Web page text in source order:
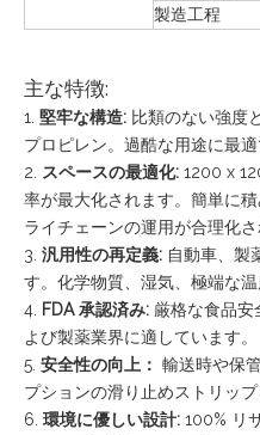
製造工程
主な特徴:
1. 堅牢な構造: 比類のない強度
プロピレン。過酷な用途に最適
2.
スペースの最適化: 1200 x
率が最大化されます。簡単に
ライチェーンの運用が合理化さ
3. 汎用性の再定義: 自動車、製
す。化学物質、湿気、極端な
4. FDA 承認済み: 厳格な食品安
よび製薬業界に適しています。
5. 安全性の向上： 輸送時や保
プションの滑り止めストリップ
6. 環境に優しい設計: 100% リ